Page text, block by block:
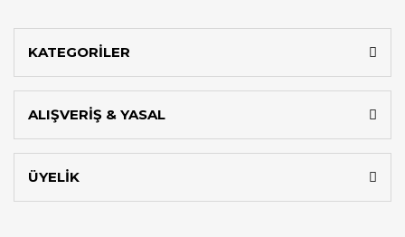
KATEGORİLER
ALIŞVERİŞ & YASAL
ÜYELİK